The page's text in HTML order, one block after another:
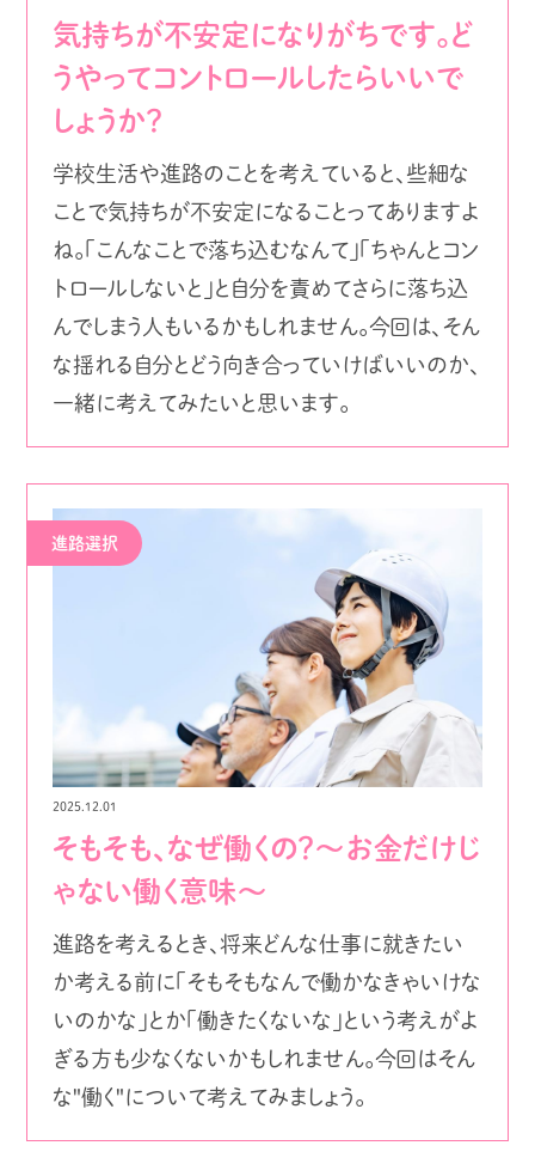
気持ちが不安定になりがちです。ど
うやってコントロールしたらいいで
しょうか？
学校生活や進路のことを考えていると、些細な
ことで気持ちが不安定になることってありますよ
ね。「こんなことで落ち込むなんて」「ちゃんとコン
トロールしないと」と自分を責めてさらに落ち込
んでしまう人もいるかもしれません。今回は、そん
な揺れる自分とどう向き合っていけばいいのか、
一緒に考えてみたいと思います。
進路選択
2025.12.01
そもそも、なぜ働くの？〜お金だけじ
ゃない働く意味〜
進路を考えるとき、将来どんな仕事に就きたい
か考える前に「そもそもなんで働かなきゃいけな
いのかな」とか「働きたくないな」という考えがよ
ぎる方も少なくないかもしれません。今回はそん
な"働く"について考えてみましょう。